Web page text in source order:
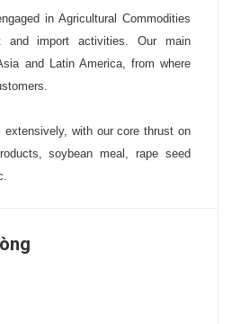
in Agricultural Commodities
and import activities. Our main
and Latin America, from where
extensively, with our core thrust on
soybean meal, rape seed